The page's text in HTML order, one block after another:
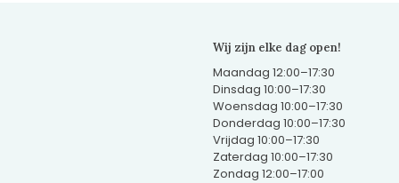
Wij zijn elke dag open!
Maandag 12:00–17:30
Dinsdag 10:00–17:30
Woensdag 10:00–17:30
Donderdag 10:00–17:30
Vrijdag 10:00–17:30
Zaterdag 10:00–17:30
Zondag 12:00–17:00